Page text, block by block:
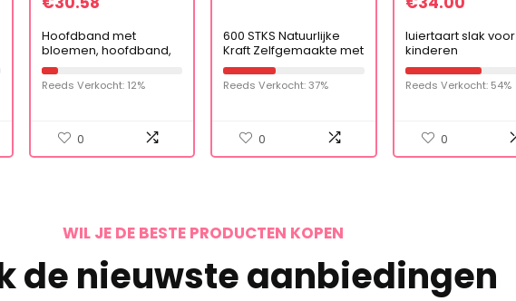
Hoofdband met
bloemen, hoofdband,
kroon, kristal, bruiloft,
haaraccessoires,
hoofdstuk, sieraad voor
Reeds Verkocht: 12%
0
600 STKS Natuurlijke
Kraft Zelfgemaakte met
Liefde Stickers in Roll
met Perforatielijn voor
Persoonlijk en Zakelijk
Reeds Verkocht: 37%
0
luiertaart slak voor
kinderen
Reeds Verkocht: 54%
0
WIL JE DE BESTE PRODUCTEN KOPEN
de nieuwste aanbiedingen